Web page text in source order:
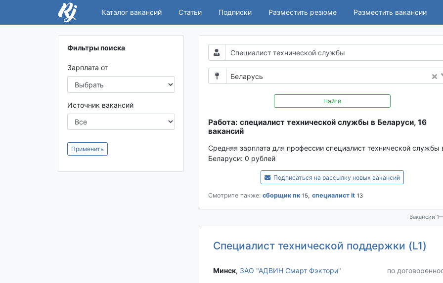
Каталог вакансий Статьи Подписки Разместить резюме Разместить вакансии
Фильтры поиска
Зарплата от
Источник вакансий
Применить
Беларусь
Найти
Работа: специалист технической службы в Беларуси, 16
вакансий
Средняя зарплата для профессии специалист технической службы
Беларуси: 0 рублей
Подписаться на рассылку новых вакансий
Смотрите также: сборщик пк 15, специалист it 13
Вакансии
Специалист технической поддержки (L1)
Минск‎, ЗАО "АДВИН Смарт Фэктори" по